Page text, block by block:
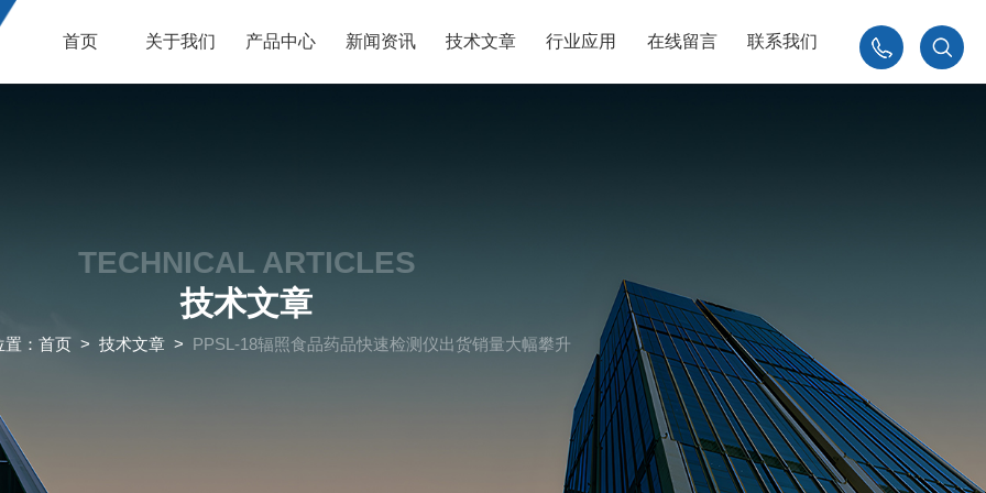
010-
首页 关于我们 产品中心 新闻资讯 技术文章 行业应用 在线留言 联系我们
TECHNICAL ARTICLES
技术文章
： 首页> 技术文章> PPSL-18辐照食品药品快速检测仪出货销量大幅攀升